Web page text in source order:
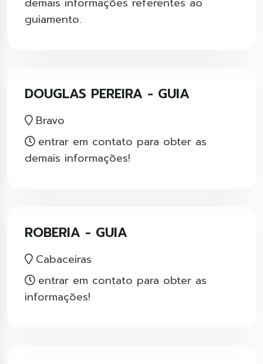
guiamento.
DOUGLAS PEREIRA - GUIA
Bravo
entrar em contato para obter as
demais informações!
ROBERIA - GUIA
Cabaceiras
entrar em contato para obter as
informações!